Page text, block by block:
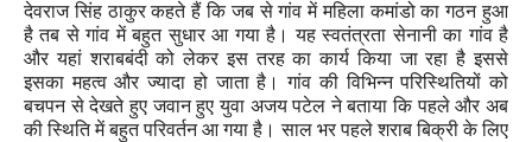
देवराज सिंह ठाकुर कहते हैं कि जब से गांव में महिला कमांडो का गठन हुआ
है तब से गांव में बहुत सुधार आ गया है। यह स्वतंत्रता सेनानी का गांव है
और यहां शराबबंदी को लेकर इस तरह का कार्य किया जा रहा है इससे
इसका महत्व और ज्यादा हो जाता है।
गांव की विभिन्न परिस्थितियों को
बचपन से देखते हुए जवान हुए युवा अजय पटेल ने बताया कि पहले और अब
की स्थिति में बहुत परिवर्तन आ गया है। साल भर पहले शराब बिक्री के लिए